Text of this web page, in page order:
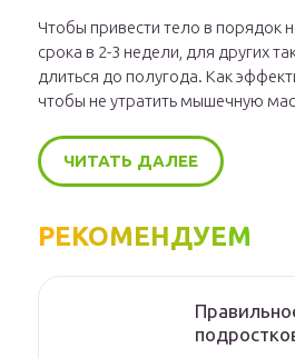
Чтобы привести тело в порядок
срока в 2-3 недели, для других
длиться до полугода. Как
чтобы не утратить мышечную
ЧИТАТЬ ДАЛЕЕ
РЕКОМЕНДУЕМ